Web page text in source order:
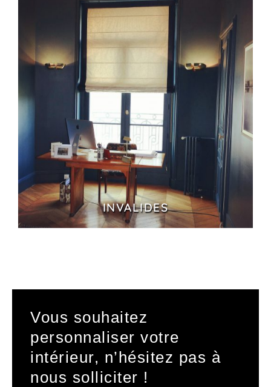
INVALIDES
Vous souhaitez
personnaliser votre
intérieur, n’hésitez pas à
nous solliciter !